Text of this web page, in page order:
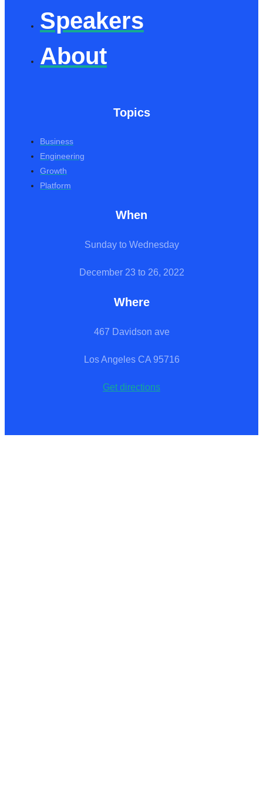
Speakers
About
Topics
Business
Engineering
Growth
Platform
When
Sunday to Wednesday
December 23 to 26, 2022
Where
467 Davidson ave
Los Angeles CA 95716
Get directions